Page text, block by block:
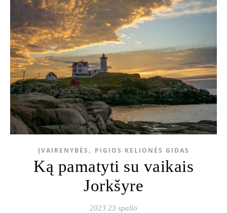
ĮVAIRENYBĖS , PIGIOS KELIONĖS GIDAS
Ką pamatyti su vaikais
Jorkšyre
2023 23 spalio